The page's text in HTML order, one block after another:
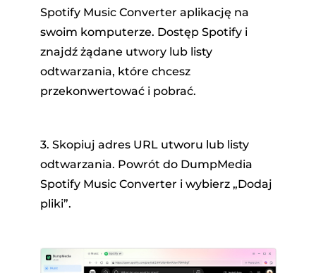
Spotify Music Converter aplikację na
swoim komputerze. Dostęp Spotify i
znajdź żądane utwory lub listy
odtwarzania, które chcesz
przekonwertować i pobrać.
3. Skopiuj adres URL utworu lub listy
odtwarzania. Powrót do DumpMedia
Spotify Music Converter i wybierz „Dodaj
pliki”.